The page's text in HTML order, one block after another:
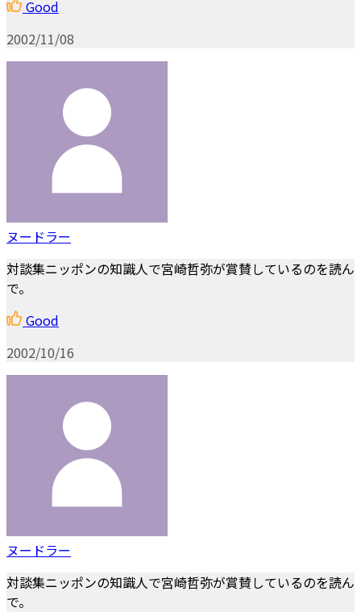
Good
2002/11/08
ヌードラー
対談集ニッポンの知識人で宮崎哲弥が賞賛しているのを読ん
で。
Good
2002/10/16
ヌードラー
対談集ニッポンの知識人で宮崎哲弥が賞賛しているのを読ん
で。